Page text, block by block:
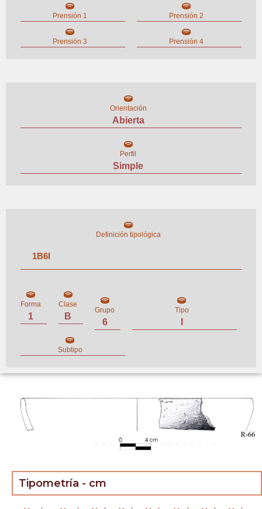
Prensión 1 Prensión 2
Prensión 3 Prensión 4
Orientación
Abierta
Perfil
Simple
Definición tipológica
1B6I
Forma
1
Clase
B
Grupo
6
Tipo
Subtipo
Tipometría - cm